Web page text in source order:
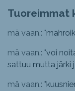
Tuoreimmat
mä vaan.: "
mä vaan.: "voi
sattuu mutta järki
mä vaan.: "